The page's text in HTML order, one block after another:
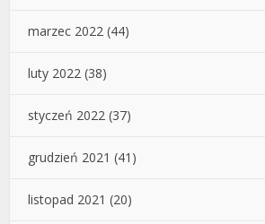
marzec 2022 (44)
luty 2022 (38)
styczeń 2022 (37)
grudzień 2021 (41)
listopad 2021 (20)